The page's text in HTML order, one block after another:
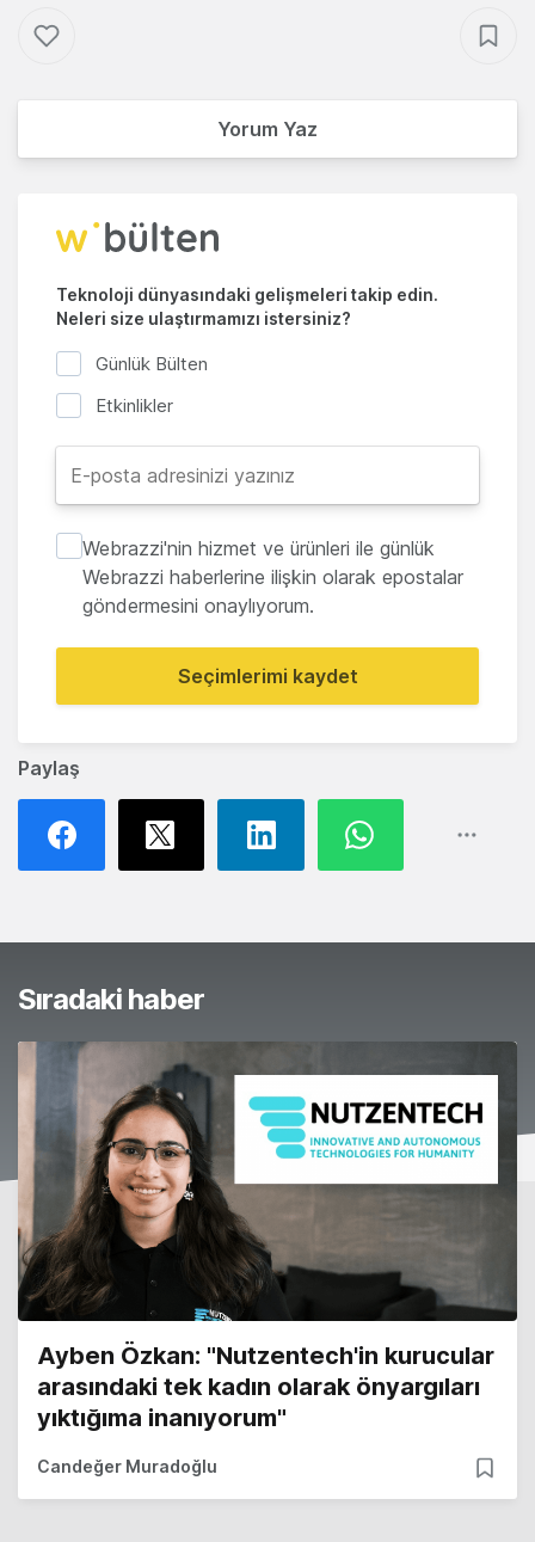
Paylaş
Yorum Yaz
Teknoloji dünyasındaki gelişmeleri takip edin.
Neleri size ulaştırmamızı istersiniz?
Günlük Bülten
Etkinlikler
Webrazzi'nin hizmet ve ürünleri ile günlük
Webrazzi haberlerine ilişkin olarak epostalar
göndermesini onaylıyorum.
Seçimlerimi kaydet
Sıradaki haber
Ayben Özkan: "Nutzentech'in kurucular
arasındaki tek kadın olarak önyargıları
yıktığıma inanıyorum"
Candeğer Muradoğlu